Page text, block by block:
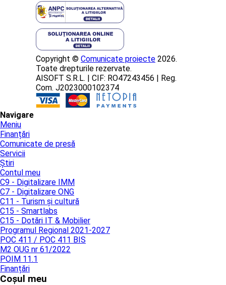
Copyright © Comunicate proiecte 2026.
Toate drepturile rezervate.
AISOFT S.R.L. | CIF: RO47243456 | Reg.
Com. J2023000102374
Navigare
Meniu
Finanțări
Comunicate de presă
Servicii
Știri
Contul meu
C9 - Digitalizare IMM
C7 - Digitalizare ONG
C11 - Turism și cultură
C15 - Smartlabs
C15 - Dotări IT & Mobilier
Programul Regional 2021-2027
POC 411 / POC 411 BIS
M2 OUG nr 61/2022
POIM 11.1
Finanțări
Coșul meu